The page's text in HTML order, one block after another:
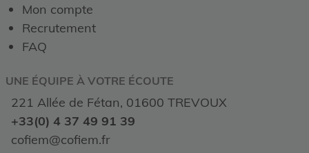
Mon compte
Recrutement
FAQ
UNE ÉQUIPE À VOTRE ÉCOUTE
221 Allée de Fétan, 01600 TREVOUX
+33(0) 4 37 49 91 39
cofiem@cofiem.fr